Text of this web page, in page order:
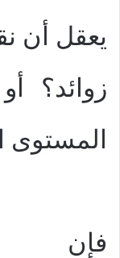
يعقل أن
زوائد؟
فإن